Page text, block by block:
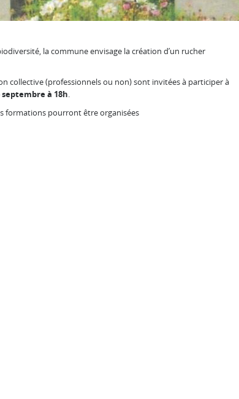
la commune envisage la création d’un rucher
collective (professionnels ou non) sont invitées à participer à
septembre à 18h.
formations pourront être organisées